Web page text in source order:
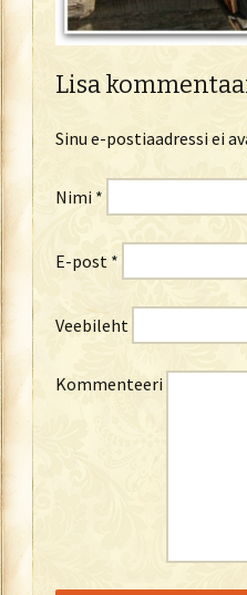
Lisa
Sinu e-postiaadressi ei
Nimi *
E-post *
Veebileht
Kommenteeri